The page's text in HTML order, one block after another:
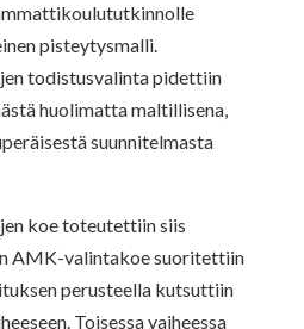
pisteytysmalli.
todistusvalinta pidettiin
huolimatta maltillisena,
suunnitelmasta
koe toteutettiin siis
AMK-valintakoe suoritettiin
perusteella kutsuttiin
Toisessa vaiheessa